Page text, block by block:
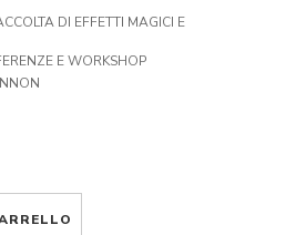
DI EFFETTI MAGICI E
E WORKSHOP